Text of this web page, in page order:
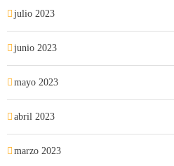
julio 2023
junio 2023
mayo 2023
abril 2023
marzo 2023